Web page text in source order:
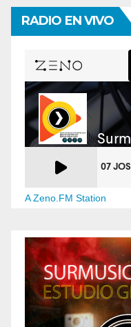
RADIO EN VIVO
A Zeno.FM Station